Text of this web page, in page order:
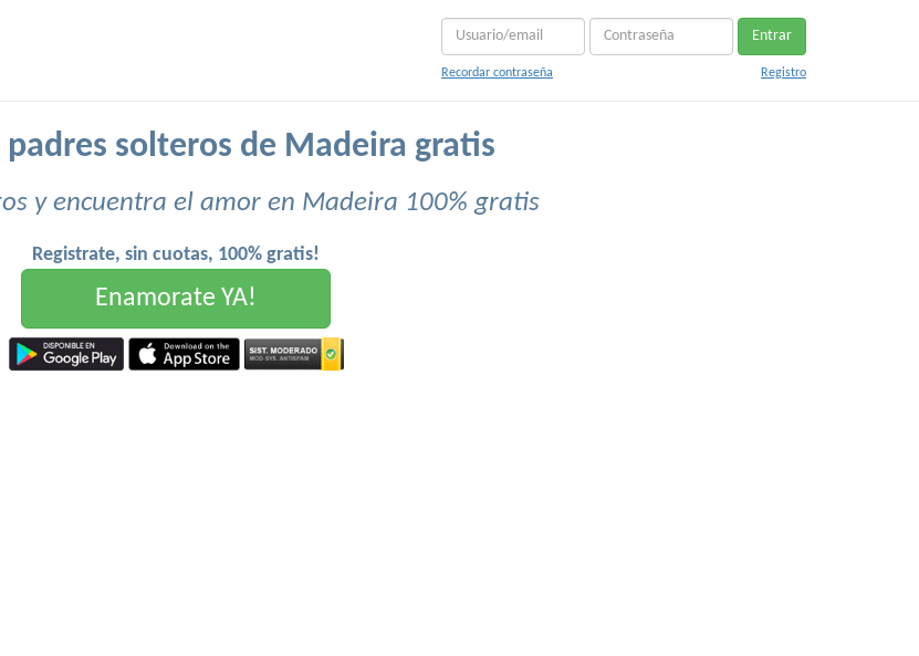
Entrar
Recordar contraseña Registro
padres solteros de Madeira gratis
y encuentra el amor en Madeira 100% gratis
Registrate, sin cuotas, 100% gratis!
Enamorate YA!